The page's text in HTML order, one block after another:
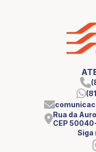
Rua da
CEP
Siga